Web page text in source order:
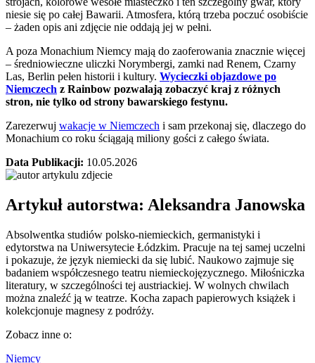
niesie się po całej Bawarii. Atmosfera, którą trzeba poczuć osobiście
– żaden opis ani zdjęcie nie oddają jej w pełni.
A poza Monachium Niemcy mają do zaoferowania znacznie więcej
– średniowieczne uliczki Norymbergi, zamki nad Renem, Czarny
Las, Berlin pełen historii i kultury. Wycieczki objazdowe po
Niemczech z Rainbow pozwalają zobaczyć kraj z różnych
stron, nie tylko od strony bawarskiego festynu.
Zarezerwuj wakacje w Niemczech i sam przekonaj się, dlaczego do
Monachium co roku ściągają miliony gości z całego świata.
Data Publikacji: 10.05.2026
Artykuł autorstwa: Aleksandra Janowska
Absolwentka studiów polsko-niemieckich, germanistyki i
edytorstwa na Uniwersytecie Łódzkim. Pracuje na tej samej uczelni
i pokazuje, że język niemiecki da się lubić. Naukowo zajmuje się
badaniem współczesnego teatru niemieckojęzycznego. Miłośniczka
literatury, w szczególności tej austriackiej. W wolnych chwilach
można znaleźć ją w teatrze. Kocha zapach papierowych książek i
kolekcjonuje magnesy z podróży.
Zobacz inne o:
Niemcy